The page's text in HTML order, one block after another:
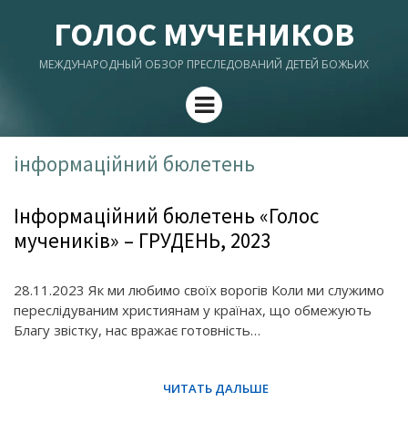
ГОЛОС МУЧЕНИКОВ
МЕЖДУНАРОДНЫЙ ОБЗОР ПРЕСЛЕДОВАНИЙ ДЕТЕЙ БОЖЬИХ
Menu
інформаційний бюлетень
Інформаційний бюлетень «Голос
мучеників» – ГРУДЕНЬ, 2023
28.11.2023 Як ми любимо своїх ворогів Коли ми служимо
переслідуваним християнам у країнах, що обмежують
Благу звістку, нас вражає готовність…